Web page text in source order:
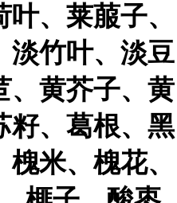
、莱菔子、
淡竹叶、淡豆
、黄芥子、黄
籽、葛根、黑
米、槐花、